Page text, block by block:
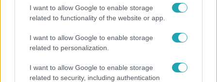
I want to allow Google to enable storage
related to functionality of the website or app.
I want to allow Google to enable storage
related to personalization.
I want to allow Google to enable storage
related to security, including authentication
Tudomány-Tech
2024. június 20. 19:12
Az elmúlt 20 év legnagyobb napkitörését nagy
mázlival megúsztuk
egy napszonda felvette a jelenséget.